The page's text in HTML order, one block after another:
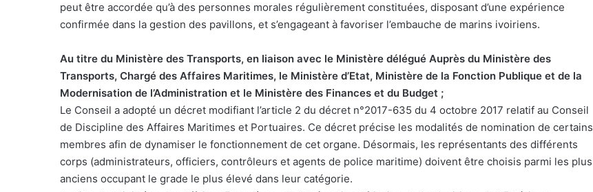
peut être accordée qu’à des personnes morales régulièrement constituées, disposant d’une expérience
confirmée dans la gestion des pavillons, et s’engageant à favoriser l’embauche de marins ivoiriens.
Au titre du Ministère des Transports, en liaison avec le Ministère délégué Auprès du Ministère des
Transports, Chargé des Affaires Maritimes, le Ministère d’Etat, Ministère de la Fonction Publique et de la
Modernisation de l’Administration et le Ministère des Finances et du Budget ;
Le Conseil a adopté un décret modifiant l’article 2 du décret n°2017-635 du 4 octobre 2017 relatif au Conseil
de Discipline des Affaires Maritimes et Portuaires. Ce décret précise les modalités de nomination de certains
membres afin de dynamiser le fonctionnement de cet organe. Désormais, les représentants des différents
corps (administrateurs, officiers, contrôleurs et agents de police maritime) doivent être choisis parmi les plus
anciens occupant le grade le plus élevé dans leur catégorie.